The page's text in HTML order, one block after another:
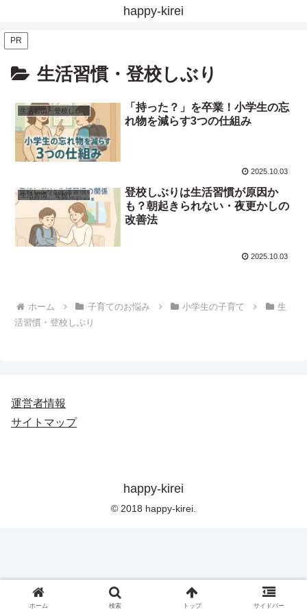
happy-kirei
PR
生活習慣・登校しぶり
生活習慣・登校しぶり
「持った？」を卒業！小学生の忘
れ物を減らす3つの仕組み
2025.10.03
生活習慣・登校しぶり
登校しぶりは生活習慣が原因か
も？朝起きられない・夜更かしの
改善法
2025.10.03
ホーム 子育てのお悩み 小学生の子育て
生
活習慣・登校しぶり
運営者情報
サイトマップ
happy-kirei
© 2018 happy-kirei.
ホーム 検索 トップ サイドバー